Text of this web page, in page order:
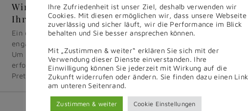
Wir freuen uns auf
Ihren Besuch
Ein eingespieltes
engagiertes Team ist das
Um und Auf für ein
erfolgreiches Unternehmen.
Pretiosen gelten[...]
Willkommen auf
unserer neuen
Website
Markenauftritt erarbeitet
und damit auch unseren
Webauftritt erneuert und
Ihre Zufriedenheit ist unser Ziel, deshalb verwenden wir
Cookies. Mit diesen ermöglichen wir, dass unsere Webseite
zuverlässig und sicher läuft, wir die Performance im Blick
behalten und Sie besser ansprechen können.
Mit „Zustimmen & weiter“ erklären Sie sich mit der
Verwendung dieser Dienste einverstanden. Ihre
Einwilligung können Sie jederzeit mit Wirkung auf die
Zukunft widerrufen oder ändern. Sie finden dazu einen Link
am unteren Seitenrand.
Zustimmen & weiter Cookie Einstellungen